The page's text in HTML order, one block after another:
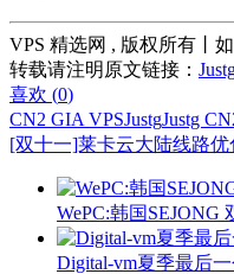
VPS 精选网 , 版权所有丨
转载请注明原文链接：
喜欢 (0)
CN2 GIA VPSJustgJustg
[双十一]莱卡云大陆线路优
WePC:韩国SEJONG
Digital-vm夏季最后